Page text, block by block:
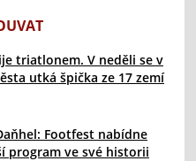
triatlonem. V neděli se v
utká špička ze 17 zemí
Footfest nabídne
program ve své historii